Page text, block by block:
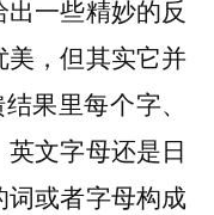
一些精妙的反
，但其实它并
果里每个字、
文字母还是日
或者字母构成